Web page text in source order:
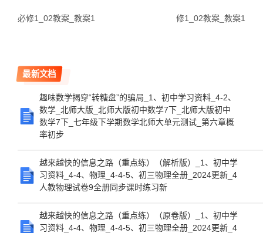
必修1_02教案_教案1 修1_02教案_教案1
最新文档
趣味数学揭穿“转糖盘”的骗局_1、初中学习资料_4-2、
数学_北师大版_北师大版初中数学7下_北师大版初中
数学7下_七年级下学期数学北师大单元测试_第六章概
率初步
越来越快的信息之路（重点练）（解析版）_1、初中学
习资料_4-4、物理_4-4-5、初三物理全册_2024更新_4
人教物理试卷9全册同步课时练习新
越来越快的信息之路（重点练）（原卷版）_1、初中学
习资料_4-4、物理_4-4-5、初三物理全册_2024更新_4